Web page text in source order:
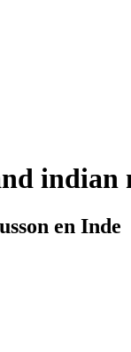
en Inde